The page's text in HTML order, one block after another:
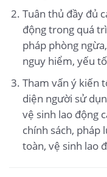
Tuân thủ đầy đủ
động trong quá
pháp phòng
nguy hiểm, yếu
Tham vấn ý kiến
diện người sử
vệ sinh lao động
chính sách, pháp
toàn, vệ sinh lao